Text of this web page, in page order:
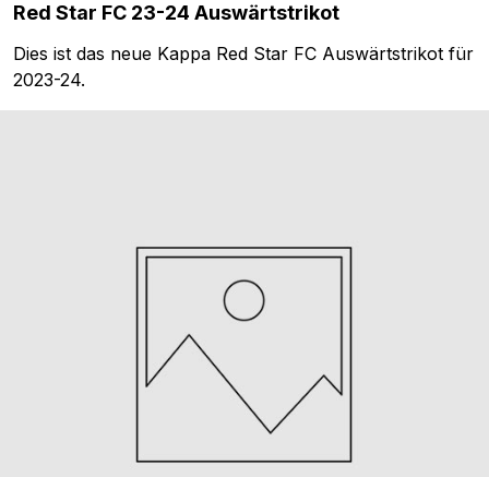
Red Star FC 23-24 Auswärtstrikot
Dies ist das neue Kappa Red Star FC Auswärtstrikot für
2023-24.